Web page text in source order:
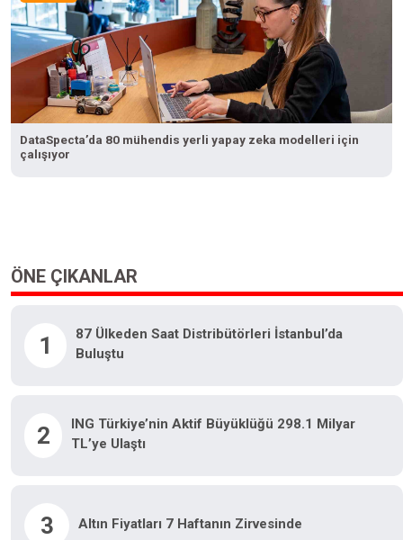
DataSpecta’da 80 mühendis yerli yapay zeka modelleri için
çalışıyor
ÖNE ÇIKANLAR
1
87 Ülkeden Saat Distribütörleri İstanbul’da
Buluştu
2
ING Türkiye’nin Aktif Büyüklüğü 298.1 Milyar
TL’ye Ulaştı
3 Altın Fiyatları 7 Haftanın Zirvesinde